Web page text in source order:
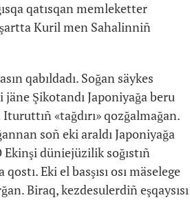
qatısqan memleketter
Kuril men Sahalinniñ
qabıldadı. Soğan säykes
Şikotandı Japoniyağa beru
«tağdırı» qozğalmağan.
soñ eki araldı Japoniyağa
Ekinşi düniejüzilik soğıstıñ
Eki el basşısı osı mäselege
Biraq, kezdesulerdiñ eşqaysısı